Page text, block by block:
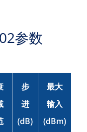
参数
步
进
(dB)
最大
输入
(dBm)